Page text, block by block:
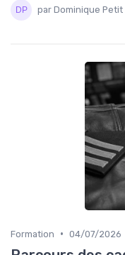
par Dominique Petit
Formation • 04/07/2026